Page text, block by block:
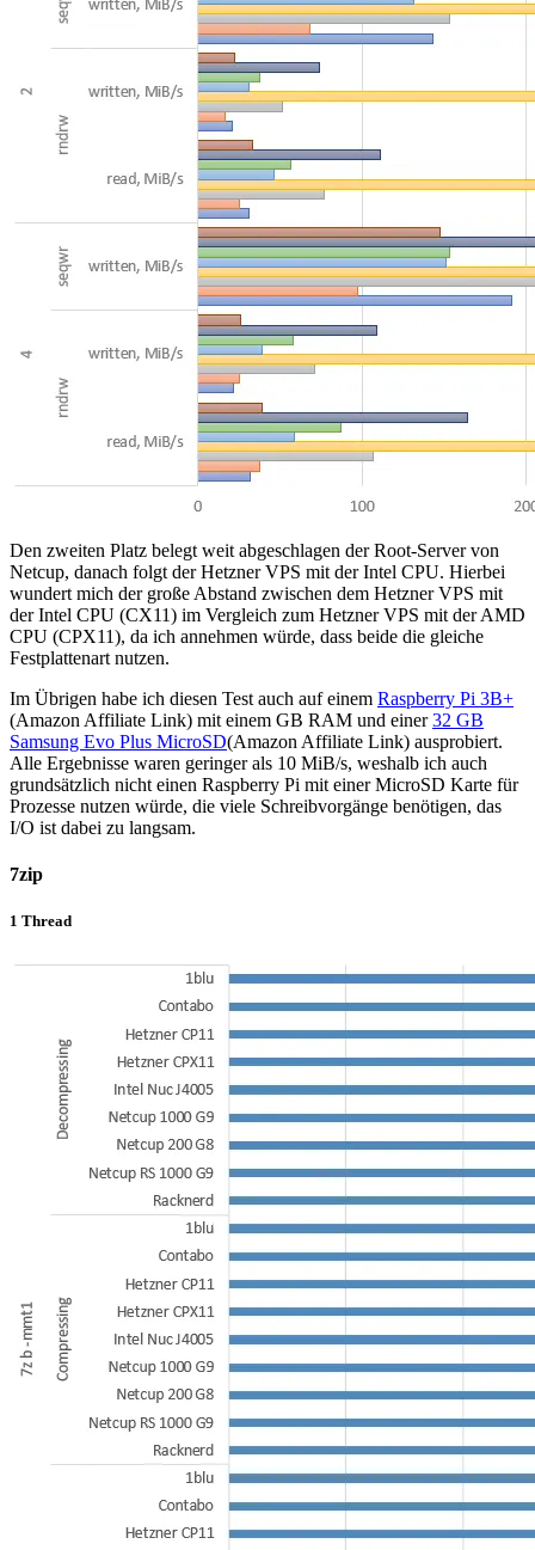
Den zweiten Platz belegt weit abgeschlagen der Root-Server von
Netcup, danach folgt der Hetzner VPS mit der Intel CPU. Hierbei
wundert mich der große Abstand zwischen dem Hetzner VPS mit
der Intel CPU (CX11) im Vergleich zum Hetzner VPS mit der AMD
CPU (CPX11), da ich annehmen würde, dass beide die gleiche
Festplattenart nutzen.
Im Übrigen habe ich diesen Test auch auf einem Raspberry Pi 3B+
(Amazon Affiliate Link) mit einem GB RAM und einer32 GB
Samsung Evo Plus MicroSD(Amazon Affiliate Link) ausprobiert.
Alle Ergebnisse waren geringer als 10 MiB/s, weshalb ich auch
grundsätzlich nicht einen Raspberry Pi mit einer MicroSD Karte für
Prozesse nutzen würde, die viele Schreibvorgänge benötigen, das
I/O ist dabei zu langsam.
7zip
1 Thread